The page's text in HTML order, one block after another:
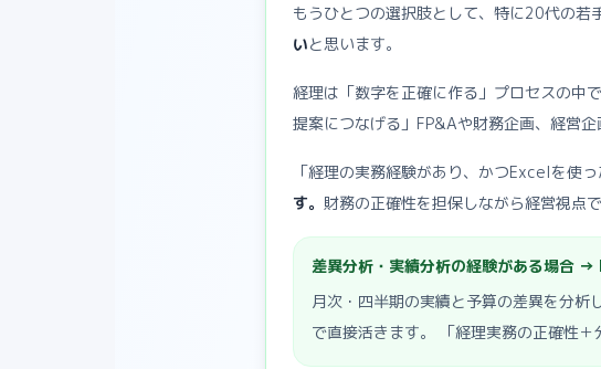
もうひとつの選択肢として、特に20代の若
いと思います。
経理は「数字を正確に作る」プロセスの中
提案につなげる」FP&Aや財務企画、経営
「経理の実務経験があり、かつExcelを使っ
す。 財務の正確性を担保しながら経営視点
差異分析・実績分析の経験がある場合 →
月次・四半期の実績と予算の差異を分
で直接活きます。 「経理実務の正確性＋